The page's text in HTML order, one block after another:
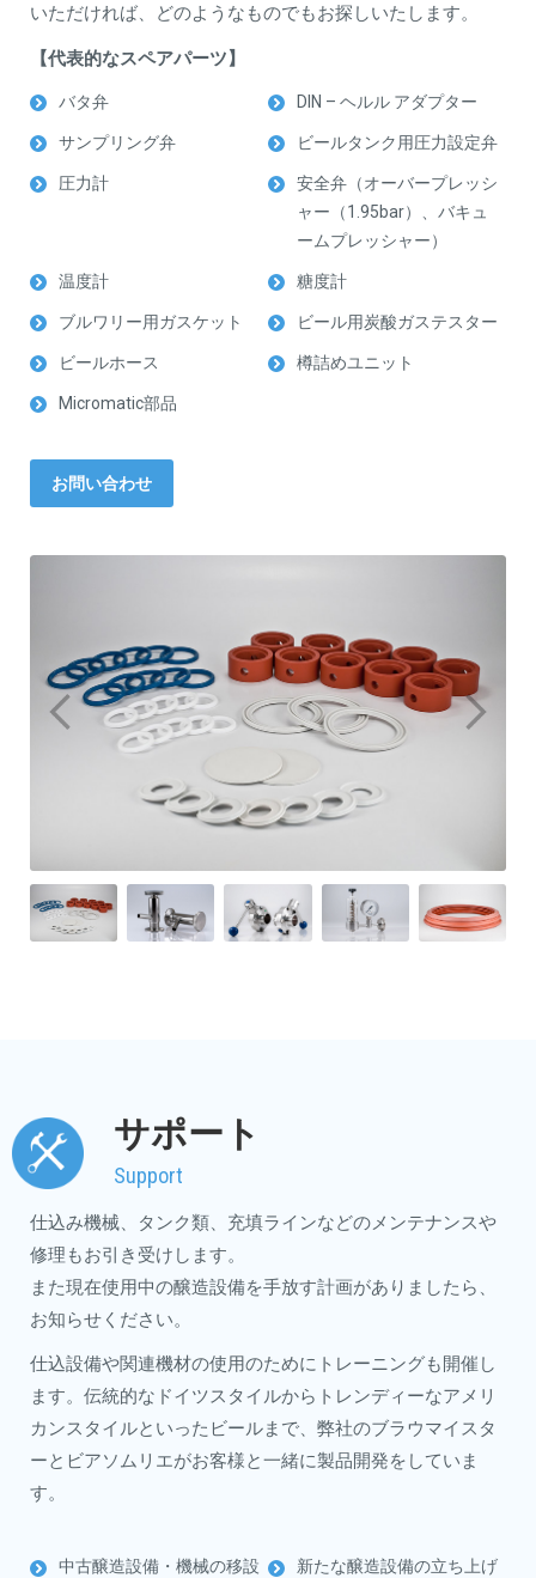
いただければ、どのようなものでもお探しいたします。
【代表的なスペアパーツ】
バタ弁 DIN – ヘルル アダプター
サンプリング弁 ビールタンク用圧力設定弁
圧力計
安全弁（オーバープレッシ
ャー（1.95bar）、バキュ
ームプレッシャー）
温度計 糖度計
ブルワリー用ガスケット ビール用炭酸ガステスター
ビールホース 樽詰めユニット
Micromatic部品
お問い合わせ
サポート
Support
仕込み機械、タンク類、充填ラインなどのメンテナンスや
修理もお引き受けします。
また現在使用中の醸造設備を手放す計画がありましたら、
お知らせください。
仕込設備や関連機材の使用のためにトレーニングも開催し
ます。伝統的なドイツスタイルからトレンディーなアメリ
カンスタイルといったビールまで、弊社のブラウマイスタ
ーとビアソムリエがお客様と一緒に製品開発をしていま
す。
中古醸造設備・機械の移設 新たな醸造設備の立ち上げ